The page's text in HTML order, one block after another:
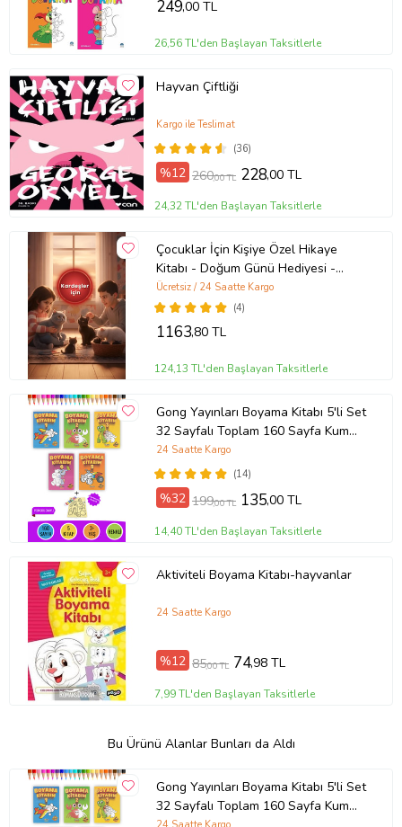
249,00 TL
26,56 TL'den Başlayan Taksitlerle
Hayvan Çiftliği
(36)
Kargo ile Teslimat
%12 260,00 TL 228,00 TL
24,32 TL'den Başlayan Taksitlerle
Çocuklar İçin Kişiye Özel Hikaye
Kitabı - Doğum Günü Hediyesi -
Okuma Hediyesi
(4)
Ücretsiz / 24 Saatte Kargo
1163,80 TL
124,13 TL'den Başlayan Taksitlerle
Gong Yayınları Boyama Kitabı 5'li Set
32 Sayfalı Toplam 160 Sayfa Kum
Boyama Hediyeli (Buz-Buz)
(14)
24 Saatte Kargo
%32 199,00 TL 135,00 TL
14,40 TL'den Başlayan Taksitlerle
Aktiviteli Boyama Kitabı-hayvanlar
24 Saatte Kargo
%12 85,00 TL 74,98 TL
7,99 TL'den Başlayan Taksitlerle
Bu Ürünü Alanlar Bunları da Aldı
Gong Yayınları Boyama Kitabı 5'li Set
32 Sayfalı Toplam 160 Sayfa Kum